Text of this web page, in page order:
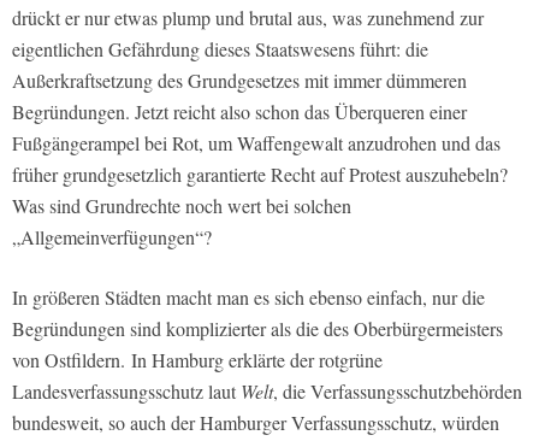
drückt er nur etwas plump und brutal aus, was zunehmend zur
eigentlichen Gefährdung dieses Staatswesens führt: die
Außerkraftsetzung des Grundgesetzes mit immer dümmeren
Begründungen. Jetzt reicht also schon das Überqueren einer
Fußgängerampel bei Rot, um Waffengewalt anzudrohen und das
früher grundgesetzlich garantierte Recht auf Protest auszuhebeln?
Was sind Grundrechte noch wert bei solchen
„Allgemeinverfügungen“?
In größeren Städten macht man es sich ebenso einfach, nur die
Begründungen sind komplizierter als die des Oberbürgermeisters
von Ostfildern. In Hamburg erklärte der rotgrüne
Landesverfassungsschutz laut Welt, die Verfassungsschutzbehörden
bundesweit, so auch der Hamburger Verfassungsschutz, würden